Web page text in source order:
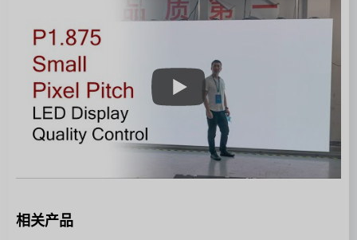
相关产品